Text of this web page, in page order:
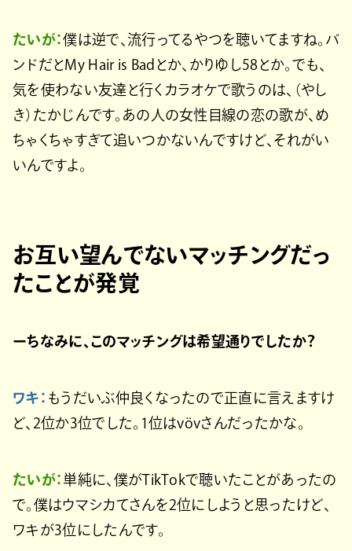
たいが：僕は逆で、流行ってるやつを聴いてますね。バ
ンドだとMy Hair is Badとか、かりゆし58とか。でも、
気を使わない友達と行くカラオケで歌うのは、（やし
き）たかじんです。あの人の女性目線の恋の歌が、め
ちゃくちゃすぎて追いつかないんですけど、それがい
いんですよ。
お互い望んでないマッチングだっ
たことが発覚
ーちなみに、このマッチングは希望通りでしたか？
ワキ： もうだいぶ仲良くなったので正直に言えますけ
ど、2位か3位でした。1位はvövさんだったかな。
たいが： 単純に、僕がTikTokで聴いたことがあったの
で。僕はウマシカてさんを2位にしようと思ったけど、
ワキが3位にしたんです。